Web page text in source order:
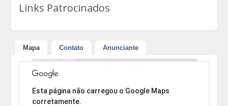
Links Patrocinados
Mapa Contato Anunciante
Desculpe, mas o endereço não pôde ser encontrado.
Esta página não carregou o Google Maps
corretamente.